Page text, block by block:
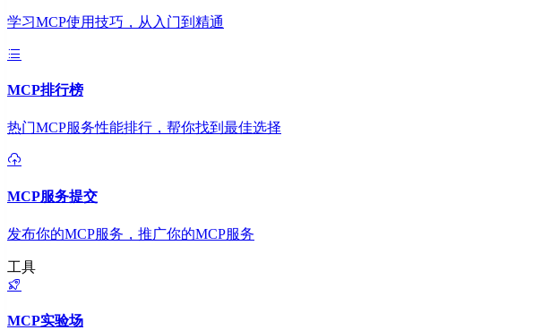
学习MCP使用技巧，从入门到精通
MCP排行榜
热门MCP服务性能排行，帮你找到最佳选择
MCP服务提交
发布你的MCP服务，推广你的MCP服务
工具
MCP实验场